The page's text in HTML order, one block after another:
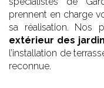
prennent en charge
sa réalisation. Nos
extérieur des
l’installation de
reconnue.